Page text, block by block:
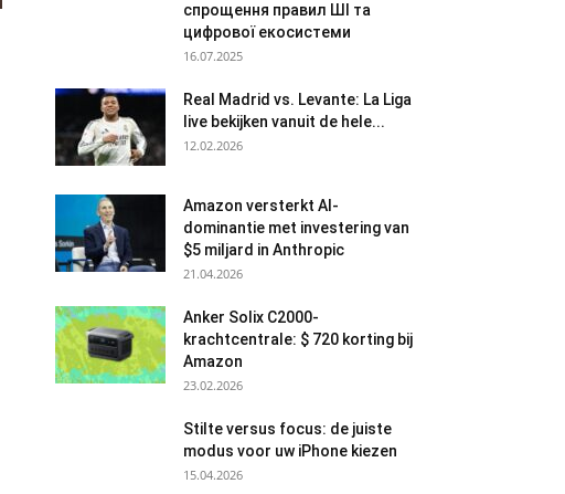
спрощення правил ШІ та
цифрової екосистеми
16.07.2025
Real Madrid vs. Levante: La Liga
live bekijken vanuit de hele...
12.02.2026
Amazon versterkt AI-
dominantie met investering van
$5 miljard in Anthropic
21.04.2026
Anker Solix C2000-
krachtcentrale: $ 720 korting bij
Amazon
23.02.2026
Stilte versus focus: de juiste
modus voor uw iPhone kiezen
15.04.2026